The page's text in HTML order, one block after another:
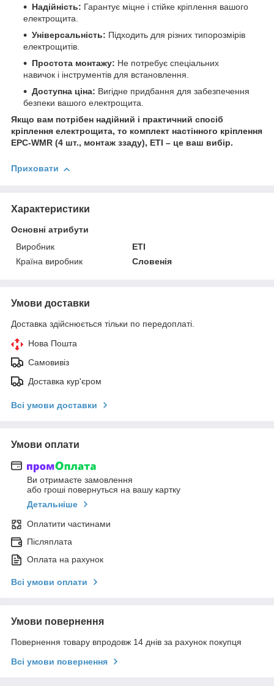
Надійність: Гарантує міцне і стійке кріплення вашого
електрощита.
Універсальність: Підходить для різних типорозмірів
електрощитів.
Простота монтажу: Не потребує спеціальних
навичок і інструментів для встановлення.
Доступна ціна: Вигідне придбання для забезпечення
безпеки вашого електрощита.
Якщо вам потрібен надійний і практичний спосіб
кріплення електрощита, то комплект настінного кріплення
EPC-WMR (4 шт., монтаж ззаду), ETI – це ваш вибір.
Приховати
Характеристики
Основні атрибути
Виробник
ETI
Країна виробник
Словенія
Умови доставки
Доставка здійснюється тільки по передоплаті.
Нова Пошта
Самовивіз
Доставка кур'єром
Всі умови доставки
Умови оплати
Ви отримаєте замовлення
або гроші повернуться на вашу картку
Детальніше
Оплатити частинами
Післяплата
Оплата на рахунок
Всі умови оплати
Умови повернення
Повернення товару впродовж 14 днів за рахунок покупця
Всі умови повернення